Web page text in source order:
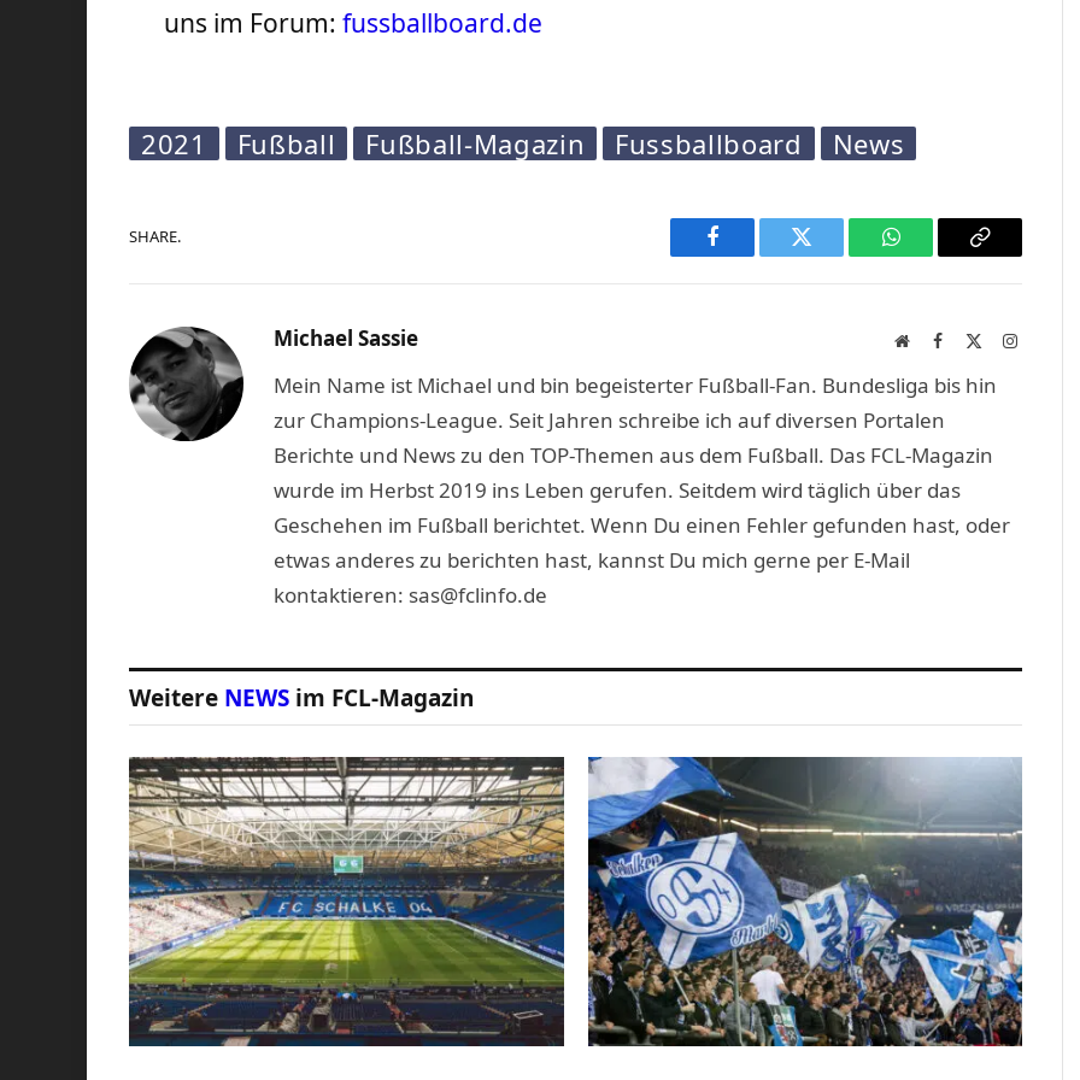
uns im Forum:fussballboard.de
2021 Fußball Fußball-Magazin Fussballboard News
SHARE.
Facebook Twitter WhatsAppCopy
Michael Sassie WebsiteFacebook
Mein Name ist Michael und bin begeisterter Fußball-Fan. Bundesliga bis hin
zur Champions-League. Seit Jahren schreibe ich auf diversen Portalen
Berichte und News zu den TOP-Themen aus dem Fußball. Das FCL-Magazin
wurde im Herbst 2019 ins Leben gerufen. Seitdem wird täglich über das
Geschehen im Fußball berichtet. Wenn Du einen Fehler gefunden hast, oder
etwas anderes zu berichten hast, kannst Du mich gerne per E-Mail
kontaktieren: sas@fclinfo.de
Weitere NEWS im FCL-Magazin